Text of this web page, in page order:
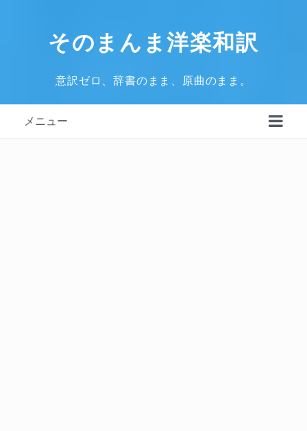
そのまんま洋楽和訳
意訳ゼロ、辞書のまま、原曲のまま。
メニュー